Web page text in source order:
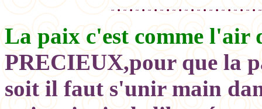
La paix c'est comme l'air
PRECIEUX,pour que la
soit il faut s'unir main